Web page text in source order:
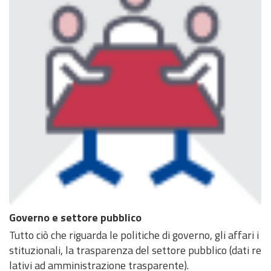
Governo e settore pubblico
Tutto ciò che riguarda le politiche di governo, gli affari i
stituzionali, la trasparenza del settore pubblico (dati re
lativi ad amministrazione trasparente).